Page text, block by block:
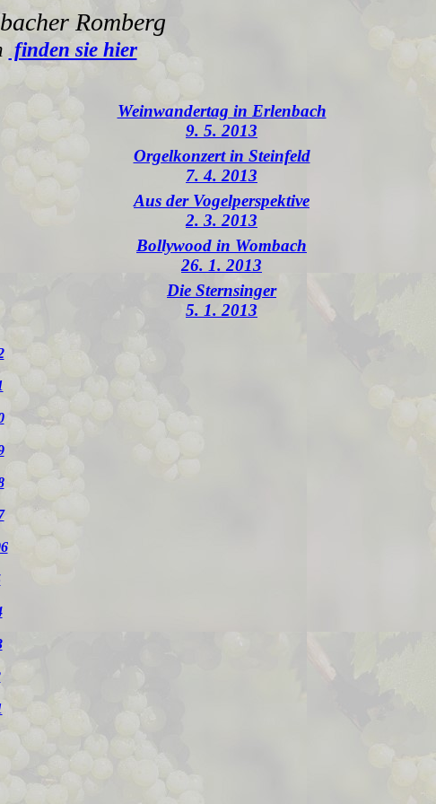
Romberg
finden sie hier
Weinwandertag in Erlenbach
9. 5. 2013
Orgelkonzert in Steinfeld
7. 4. 2013
Aus der Vogelperspektive
2. 3. 2013
Bollywood in Wombach
26. 1. 2013
Die Sternsinger
5. 1. 2013